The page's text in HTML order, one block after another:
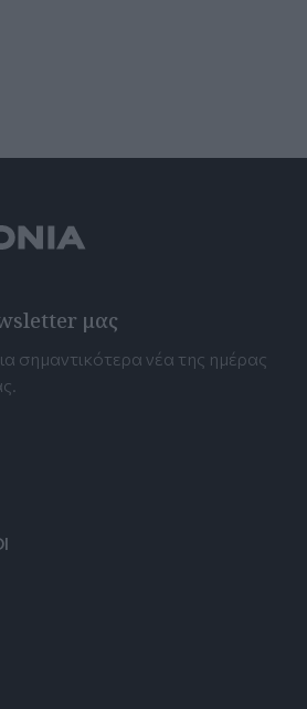
μας
σημαντικότερα νέα της ημέρας